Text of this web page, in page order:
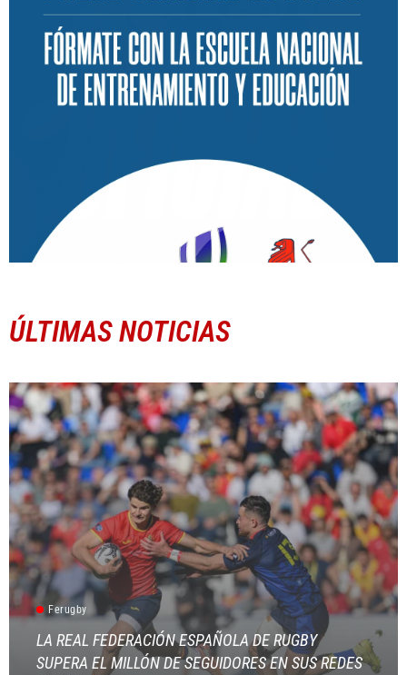
ÚLTIMAS NOTICIAS
Ferugby
LA REAL FEDERACIÓN ESPAÑOLA DE RUGBY
SUPERA EL MILLÓN DE SEGUIDORES EN SUS REDES